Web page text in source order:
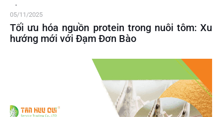
05/11/2025
Tối ưu hóa nguồn protein trong nuôi tôm: Xu
hướng mới với Đạm Đơn Bào